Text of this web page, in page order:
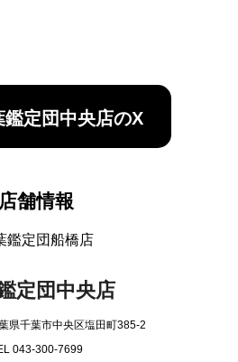
鑑定団中央店のX
店舗情報
鑑定団船橋店
定団中央店
県千葉市中央区塩田町385-2
043-300-7699